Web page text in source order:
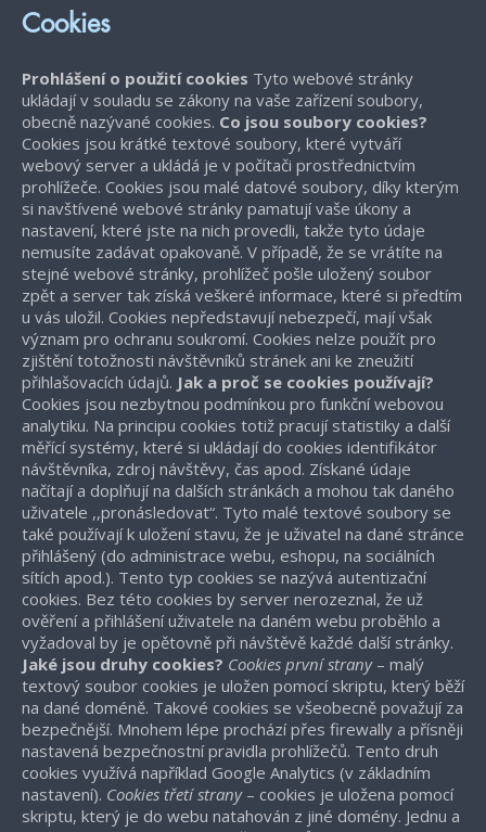
Cookies
Prohlášení o použití cookies Tyto webové stránky
ukládají v souladu se zákony na vaše zařízení soubory,
obecně nazývané cookies. Co jsou soubory cookies?
Cookies jsou krátké textové soubory, které vytváří
webový server a ukládá je v počítači prostřednictvím
prohlížeče. Cookies jsou malé datové soubory, díky kterým
si navštívené webové stránky pamatují vaše úkony a
nastavení, které jste na nich provedli, takže tyto údaje
nemusíte zadávat opakovaně. V případě, že se vrátíte na
stejné webové stránky, prohlížeč pošle uložený soubor
zpět a server tak získá veškeré informace, které si předtím
u vás uložil. Cookies nepředstavují nebezpečí, mají však
význam pro ochranu soukromí. Cookies nelze použít pro
zjištění totožnosti návštěvníků stránek ani ke zneužití
přihlašovacích údajů. Jak a proč se cookies používají?
Cookies jsou nezbytnou podmínkou pro funkční webovou
analytiku. Na principu cookies totiž pracují statistiky a další
měřící systémy, které si ukládají do cookies identifikátor
návštěvníka, zdroj návštěvy, čas apod. Získané údaje
načítají a doplňují na dalších stránkách a mohou tak daného
uživatele ,,pronásledovat“. Tyto malé textové soubory se
také používají k uložení stavu, že je uživatel na dané stránce
přihlášený (do administrace webu, eshopu, na sociálních
sítích apod.). Tento typ cookies se nazývá autentizační
cookies. Bez této cookies by server nerozeznal, že už
ověření a přihlášení uživatele na daném webu proběhlo a
vyžadoval by je opětovně při návštěvě každé další stránky.
Jaké jsou druhy cookies? Cookies první strany– malý
textový soubor cookies je uložen pomocí skriptu, který běží
na dané doméně. Takové cookies se všeobecně považují za
bezpečnější. Mnohem lépe prochází přes firewally a přísněji
nastavená bezpečnostní pravidla prohlížečů. Tento druh
cookies využívá například Google Analytics (v základním
nastavení). Cookies třetí strany– cookies je uložena pomocí
skriptu, který je do webu natahován z jiné domény. Jednu a